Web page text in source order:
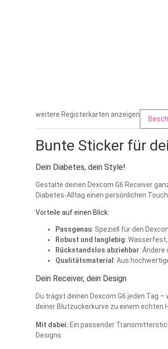
weitere Registerkarten anzeigen
Bunte Sticker für
Dein Diabetes, dein Style!
Gestalte deinen Dexcom G6 Receiver
Diabetes-Alltag einen persönlichen
Vorteile auf einen Blick:
Passgenau: Speziell für den
Robust und langlebig:
Rückstandslos abziehbar:
Qualitätsmaterial : Aus
Dein Receiver, dein Design
Du trägst deinen Dexcom G6 jeden Tag
deiner Blutzuckerkurve zu einem echten
Mit dabei: Ein passender
Designs.